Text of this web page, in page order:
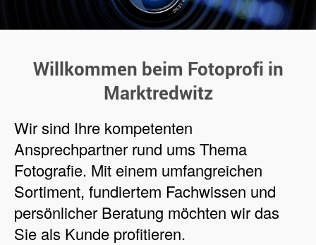
Willkommen beim Fotoprofi in
Marktredwitz
Wir sind Ihre kompetenten
Ansprechpartner rund ums Thema
Fotografie. Mit einem umfangreichen
Sortiment, fundiertem Fachwissen und
persönlicher Beratung möchten wir das
Sie als Kunde profitieren.